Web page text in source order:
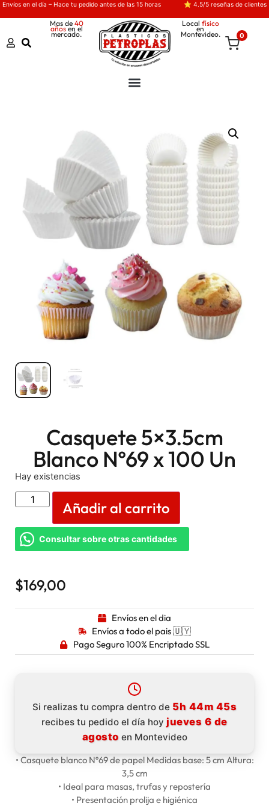
Envíos en el día – Hace tu pedido antes de las 15 horas ⭐ 4.5/5 reseñas de clientes
Mas de 40
añosen el
mercado.
Local físico
en
Montevideo. 0
Casquete 5×3.5cm
Blanco Nº69 x 100 Un
Hay existencias
Añadir al carrito
Consultar sobre otras cantidades
$169,00
Envíos en el dia
Envíos a todo el pais 🇺🇾
Pago Seguro 100% Encriptado SSL
Si realizas tu compra dentro de 5h 44m 44s
recibes tu pedido el día hoyjueves 6 de
agosto en Montevideo
• Casquete blanco Nº69 de papel Medidas base: 5 cm Altura:
3,5 cm
• Ideal para masas, trufas y repostería
• Presentación prolija e higiénica